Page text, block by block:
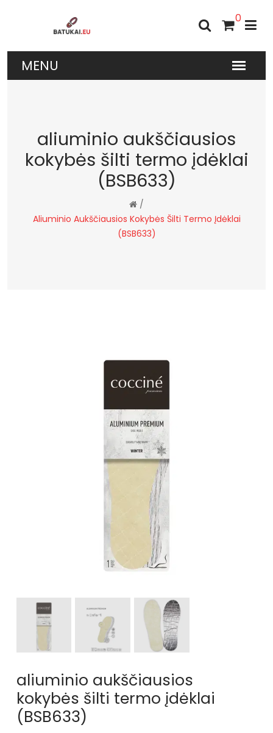
0
aliuminio aukščiausios
kokybės šilti termo įdėklai
(BSB633)
/
Aliuminio Aukščiausios Kokybės Šilti Termo Įdėklai
(BSB633)
aliuminio aukščiausios
kokybės šilti termo įdėklai
(BSB633)